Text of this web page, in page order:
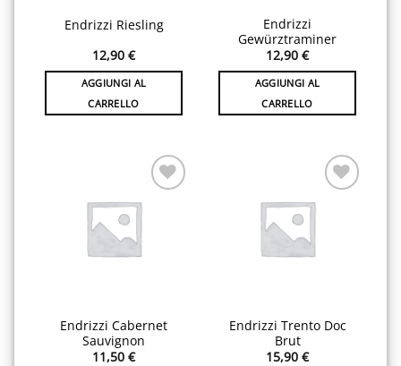
Endrizzi Riesling
12,90 €
AGGIUNGI AL
CARRELLO
Endrizzi
Gewürztraminer
12,90 €
AGGIUNGI AL
CARRELLO
Aggiungi
desideri
Endrizzi Cabernet
Sauvignon
11,50 €
Aggiungi
desideri
Endrizzi Trento Doc
Brut
15,90 €